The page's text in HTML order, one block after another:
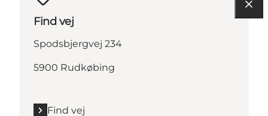
Find vej
Spodsbjergvej 234
5900 Rudkøbing
Find vej